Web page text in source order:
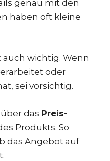
genau mit den
haben oft kleine
auch wichtig. Wenn
oder
sei vorsichtig.
das Preis-
Produkts. So
das Angebot auf